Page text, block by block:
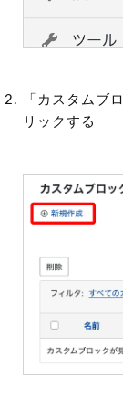
「カスタムブ
リックする